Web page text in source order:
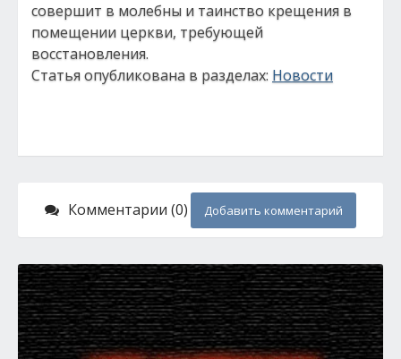
совершит в молебны и таинство крещения в
помещении церкви, требующей
восстановления.
Статья опубликована в разделах: Новости
Комментарии (0) Добавить комментарий